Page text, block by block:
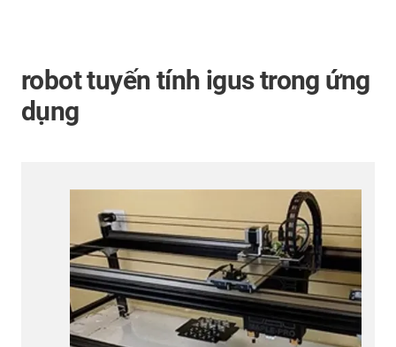
robot tuyến tính igus trong ứng
dụng